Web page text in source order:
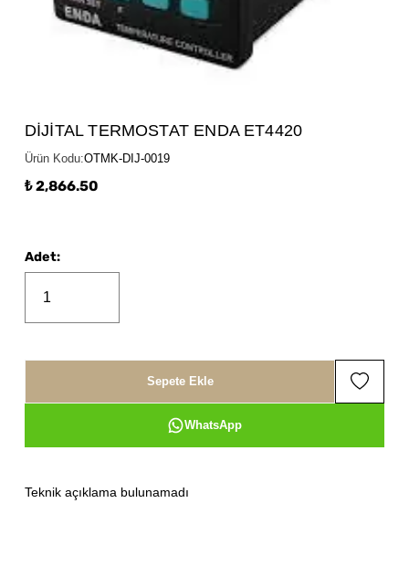
DİJİTAL TERMOSTAT ENDA ET4420
Ürün Kodu:OTMK-DIJ-0019
₺ 2,866.50
Teknik açıklama bulunamadı
Adet:
Sepete Ekle
WhatsApp